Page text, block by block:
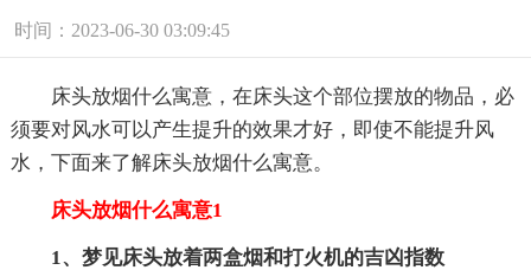
时间：2023-06-30 03:09:45
床头放烟什么寓意，在床头这个部位摆放的物品，必
须要对风水可以产生提升的效果才好，即使不能提升风
水，下面来了解床头放烟什么寓意。
床头放烟什么寓意1
1、梦见床头放着两盒烟和打火机的吉凶指数